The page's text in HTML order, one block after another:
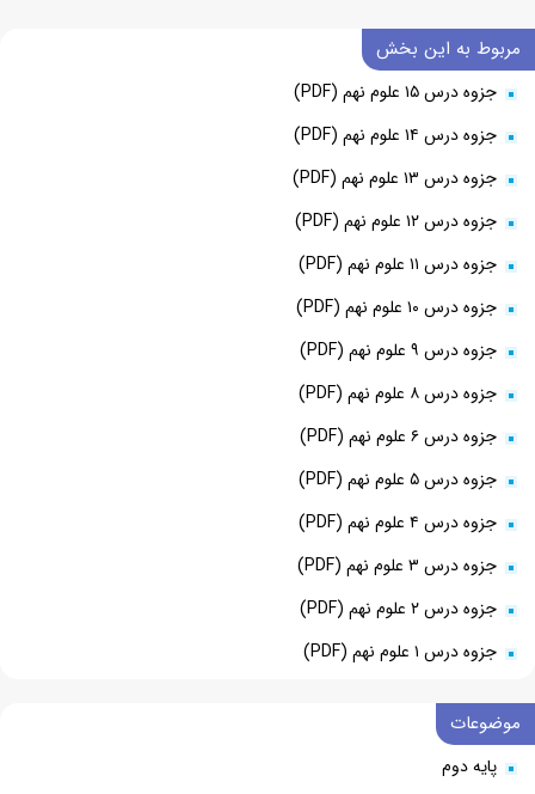
مربوط به این بخش
جزوه درس ۱۵ علوم نهم (PDF)
جزوه درس ۱۴ علوم نهم (PDF)
جزوه درس ۱۳ علوم نهم (PDF)
جزوه درس ۱۲ علوم نهم (PDF)
جزوه درس ۱۱ علوم نهم (PDF)
جزوه درس ۱۰ علوم نهم (PDF)
جزوه درس ۹ علوم نهم (PDF)
جزوه درس ۸ علوم نهم (PDF)
جزوه درس ۶ علوم نهم (PDF)
جزوه درس ۵ علوم نهم (PDF)
جزوه درس ۴ علوم نهم (PDF)
جزوه درس ۳ علوم نهم (PDF)
جزوه درس ۲ علوم نهم (PDF)
جزوه درس ۱ علوم نهم (PDF)
موضوعات
پایه دوم